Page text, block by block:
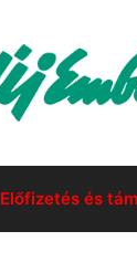
Előfizetés és